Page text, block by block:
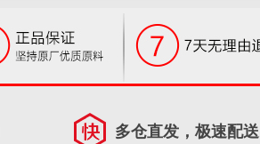
多仓直发，极速配送